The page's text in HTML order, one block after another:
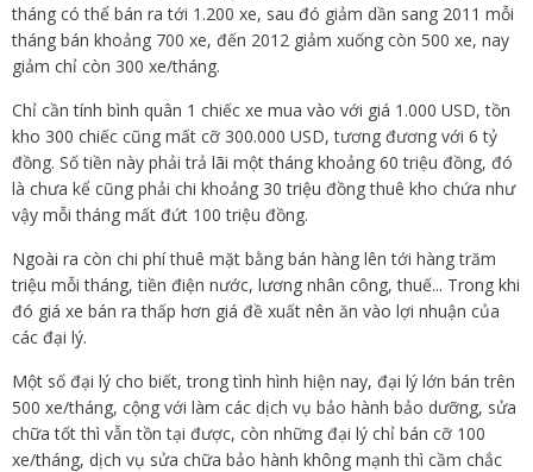
tháng có thể bán ra tới 1.200 xe, sau đó giảm dần sang 2011 mỗi
tháng bán khoảng 700 xe, đến 2012 giảm xuống còn 500 xe, nay
giảm chỉ còn 300 xe/tháng.
Chỉ cần tính bình quân 1 chiếc xe mua vào với giá 1.000 USD, tồn
kho 300 chiếc cũng mất cỡ 300.000 USD, tương đương với 6 tỷ
đồng. Số tiền này phải trả lãi một tháng khoảng 60 triệu đồng, đó
là chưa kể cũng phải chi khoảng 30 triệu đồng thuê kho chứa như
vậy mỗi tháng mất đứt 100 triệu đồng.
Ngoài ra còn chi phí thuê mặt bằng bán hàng lên tới hàng trăm
triệu mỗi tháng, tiền điện nước, lương nhân công, thuế... Trong khi
đó giá xe bán ra thấp hơn giá đề xuất nên ăn vào lợi nhuận của
các đại lý.
Một số đại lý cho biết, trong tình hình hiện nay, đại lý lớn bán trên
500 xe/tháng, cộng với làm các dịch vụ bảo hành bảo dưỡng, sửa
chữa tốt thì vẫn tồn tại được, còn những đại lý chỉ bán cỡ 100
xe/tháng, dịch vụ sửa chữa bảo hành không mạnh thì cầm chắc